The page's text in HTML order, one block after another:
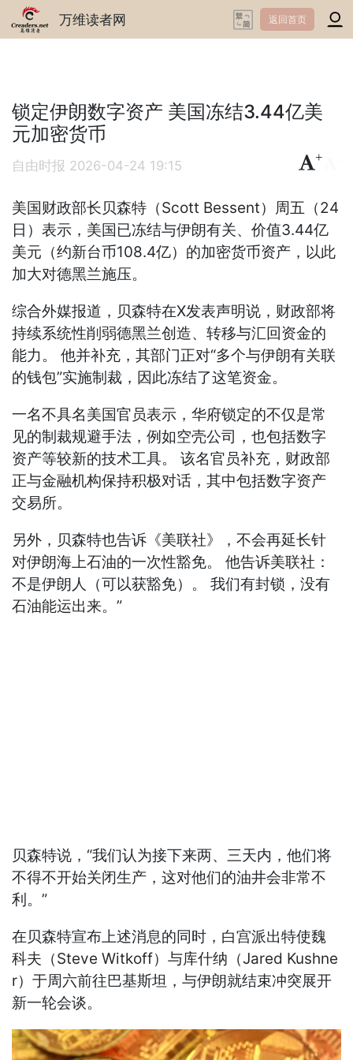
万维读者网 返回首页
锁定伊朗数字资产 美国冻结3.44亿美
元加密货币
自由时报 2026-04-24 19:15
+
美国财政部长贝森特（Scott Bessent）周五（24
日）表示，美国已冻结与伊朗有关、价值3.44亿
美元（约新台币108.4亿）的加密货币资产，以此
加大对德黑兰施压。
综合外媒报道，贝森特在X发表声明说，财政部将
持续系统性削弱德黑兰创造、转移与汇回资金的
能力。 他并补充，其部门正对“多个与伊朗有关联
的钱包”实施制裁，因此冻结了这笔资金。
一名不具名美国官员表示，华府锁定的不仅是常
见的制裁规避手法，例如空壳公司，也包括数字
资产等较新的技术工具。 该名官员补充，财政部
正与金融机构保持积极对话，其中包括数字资产
交易所。
另外，贝森特也告诉《美联社》，不会再延长针
对伊朗海上石油的一次性豁免。 他告诉美联社：
不是伊朗人（可以获豁免）。 我们有封锁，没有
石油能运出来。”
贝森特说，“我们认为接下来两、三天内，他们将
不得不开始关闭生产，这对他们的油井会非常不
利。”
在贝森特宣布上述消息的同时，白宫派出特使魏
科夫（Steve Witkoff）与库什纳（Jared Kushne
r）于周六前往巴基斯坦，与伊朗就结束冲突展开
新一轮会谈。